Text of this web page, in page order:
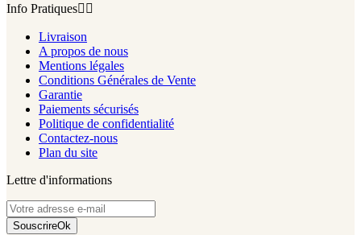
Info Pratiques 
Livraison
A propos de nous
Mentions légales
Conditions Générales de Vente
Garantie
Paiements sécurisés
Politique de confidentialité
Contactez-nous
Plan du site
Lettre d'informations
SouscrireOk